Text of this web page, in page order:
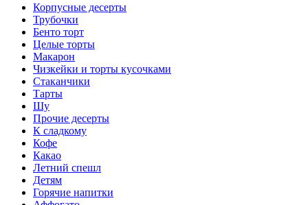
Корпусные десерты
Трубочки
Бенто торт
Целые торты
Макарон
Чизкейки и торты кусочками
Стаканчики
Тарты
Шу
Прочие десерты
К сладкому
Кофе
Какао
Летний спешл
Детям
Горячие напитки